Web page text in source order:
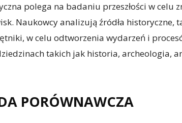
polega na badaniu przeszłości w celu
Naukowcy analizują źródła historyczne,
w celu odtworzenia wydarzeń i
takich jak historia, archeologia,
PORÓWNAWCZA